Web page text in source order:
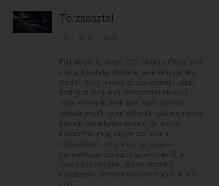
Törzsasztal
2014. 09. 07. - 09:08
Feliratozva a teletext 333. oldalán. (56 perc) A
mai politikai élet általában arra kényszeríti a
médiát, hogy mindig két szembenálló oldalt
szólítson meg. A mi törzsasztalunk körül
olyan emberek ülnek, akik saját szellemi
teljesítményük jogán váltanak szót egymással.
Egy-egy beszélgetés témáját ők maguk
határozzák meg, legyen szó akár a
népesedésről, a határon túli magyar
nemzetrészek sorsáról, az oktatásról, a
tudomány dolgairól, népművészetről,
irodalomról, az értelmiség szerepéről. A mai